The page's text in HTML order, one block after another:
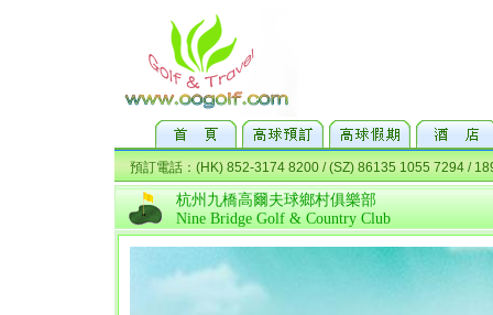
杭州九橋高爾夫球鄉村俱樂部
Nine Bridge Golf & Country Club